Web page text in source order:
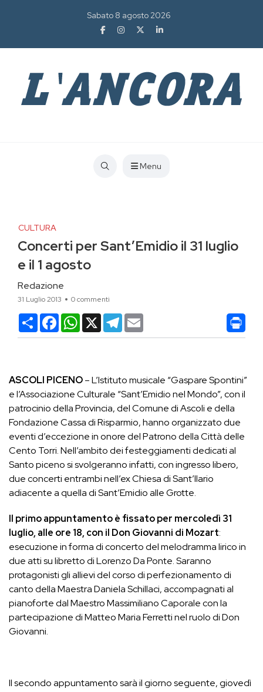
Sabato 8 agosto 2026
Menu
CULTURA
Concerti per Sant’Emidio il 31 luglio
e il 1 agosto
Redazione
31 Luglio 2013 0 commenti
CondividiFacebookWhatsApp
X Telegram
ASCOLI PICENO– L’Istituto musicale “Gaspare Spontini”
e l’Associazione Culturale “Sant’Emidio nel Mondo”, con il
patrocinio della Provincia, del Comune di Ascoli e della
Fondazione Cassa di Risparmio, hanno organizzato due
eventi d’eccezione in onore del Patrono della Città delle
Cento Torri. Nell’ambito dei festeggiamenti dedicati al
Santo piceno si svolgeranno infatti, con ingresso libero,
due concerti entrambi nell’ex Chiesa di Sant’Ilario
adiacente a quella di Sant’Emidio alle Grotte.
Il primo appuntamento è fissato per mercoledì 31
luglio, alle ore 18, con il Don Giovanni di Mozart:
esecuzione in forma di concerto del melodramma lirico in
due atti su libretto di Lorenzo Da Ponte. Saranno
protagonisti gli allievi del corso di perfezionamento di
canto della Maestra Daniela Schillaci, accompagnati al
pianoforte dal Maestro Massimiliano Caporale con la
partecipazione di Matteo Maria Ferretti nel ruolo di Don
Giovanni.
Il secondo appuntamento sarà il giorno seguente, giovedì